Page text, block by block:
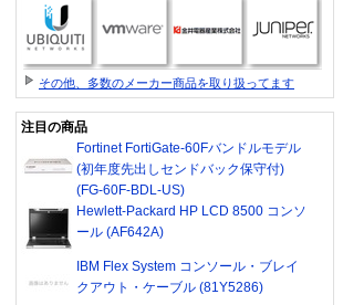
その他、多数のメーカー商品を取り扱ってます
注目の商品
Fortinet FortiGate-60Fバンドルモデル
(初年度先出しセンドバック保守付)
(FG-60F-BDL-US)
Hewlett-Packard HP LCD 8500 コンソ
ール (AF642A)
IBM Flex System コンソール・ブレイ
クアウト・ケーブル (81Y5286)